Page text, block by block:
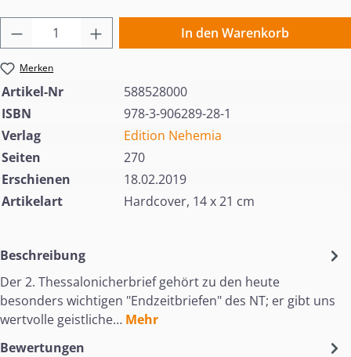
Produkt Anzahl: Gib den gewünschten
In den Warenkorb
Merken
Artikel-Nr
588528000
ISBN
978-3-906289-28-1
Verlag
Edition Nehemia
Seiten
270
Erschienen
18.02.2019
Artikelart
Hardcover, 14 x 21 cm
Beschreibung
Der 2. Thessalonicherbrief gehört zu den heute
besonders wichtigen "Endzeitbriefen" des NT; er gibt uns
wertvolle geistliche… Mehr
Bewertungen